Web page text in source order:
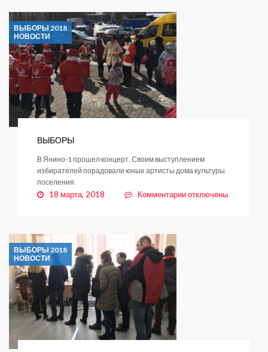
ВЫБОРЫ 2018
НОВОСТИ
ВЫБОРЫ
В Янино-1 прошел концерт. Своим выступлением
избирателей порадовали юные артисты дома культуры
поселения.
18 марта, 2018 Комментариикотключены
ВЫБОРЫ 2018
НОВОСТИ